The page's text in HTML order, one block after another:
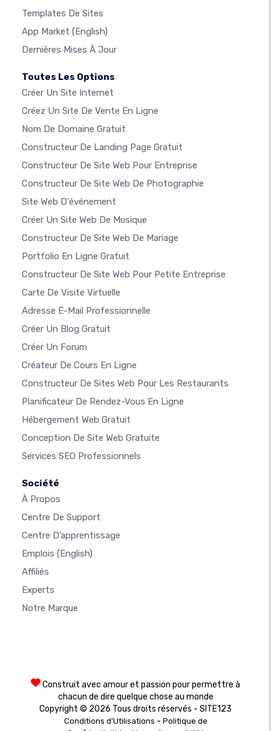
Templates De Sites
App Market (English)
Dernières Mises À Jour
Toutes Les Options
Créer Un Site Internet
Créez Un Site De Vente En Ligne
Nom De Domaine Gratuit
Constructeur De Landing Page Gratuit
Constructeur De Site Web Pour Entreprise
Constructeur De Site Web De Photographie
Site Web D'événement
Créer Un Site Web De Musique
Constructeur De Site Web De Mariage
Portfolio En Ligne Gratuit
Constructeur De Site Web Pour Petite Entreprise
Carte De Visite Virtuelle
Adresse E-Mail Professionnelle
Créer Un Blog Gratuit
Créer Un Forum
Créateur De Cours En Ligne
Constructeur De Sites Web Pour Les Restaurants
Planificateur De Rendez-Vous En Ligne
Hébergement Web Gratuit
Conception De Site Web Gratuite
Services SEO Professionnels
Société
À Propos
Centre De Support
Centre D’apprentissage
Emplois (English)
Affiliés
Experts
Notre Marque
Construit avec amour et passion pour permettre à
chacun de dire quelque chose au monde
Copyright © 2026 Tous droits réservés - SITE123
Conditions d'Utilisations - Politique de